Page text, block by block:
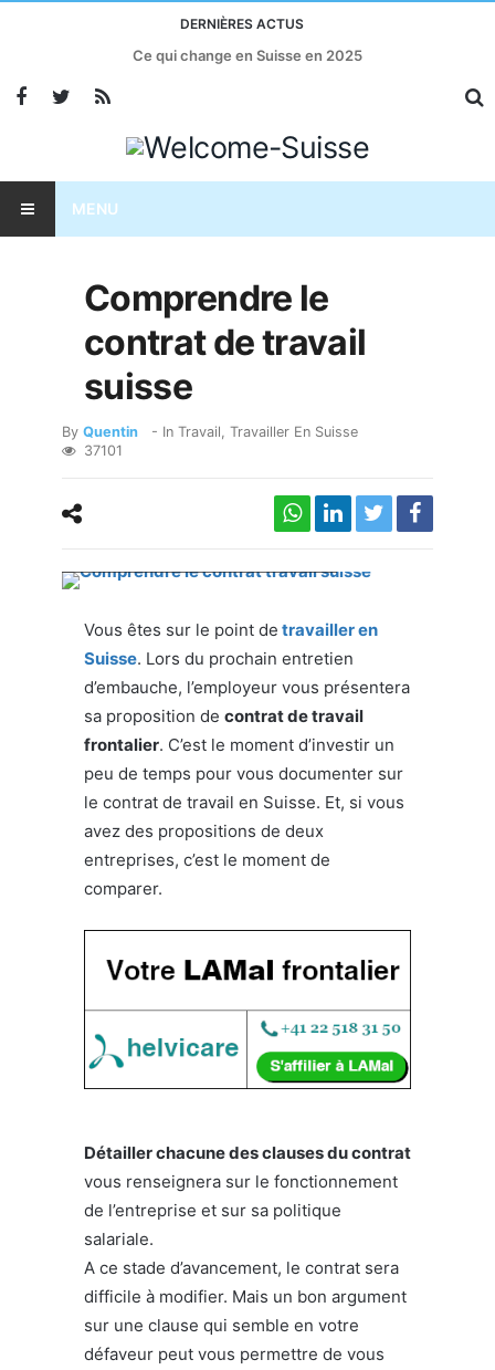
DERNIÈRES ACTUS
Ce qui change en Suisse en 2025
MENU
Comprendre le
contrat de travail
suisse
By Quentin - In Travail, Travailler En Suisse
37101
Vous êtes sur le point de travailleren
Suisse. Lors du prochain entretien
d’embauche, l’employeur vous présentera
sa proposition de contrat de travail
frontalier. C’est le moment d’investir un
peu de temps pour vous documenter sur
le contrat de travail en Suisse. Et, si vous
avez des propositions de deux
entreprises, c’est le moment de
comparer.
Détailler chacune des clauses du contrat
vous renseignera sur le fonctionnement
de l’entreprise et sur sa politique
salariale.
A ce stade d’avancement, le contrat sera
difficile à modifier. Mais un bon argument
sur une clause qui semble en votre
défaveur peut vous permettre de vous